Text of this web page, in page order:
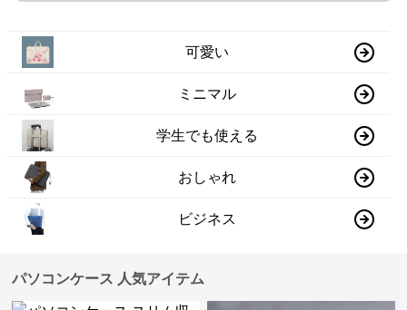
可愛い
ミニマル
学生でも使える
おしゃれ
ビジネス
パソコンケース 人気アイテム